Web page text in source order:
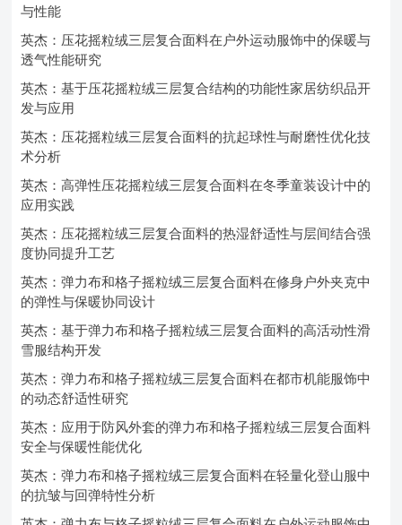
与性能
英杰：压花摇粒绒三层复合面料在户外运动服饰中的保暖与
透气性能研究
英杰：基于压花摇粒绒三层复合结构的功能性家居纺织品开
发与应用
英杰：压花摇粒绒三层复合面料的抗起球性与耐磨性优化技
术分析
英杰：高弹性压花摇粒绒三层复合面料在冬季童装设计中的
应用实践
英杰：压花摇粒绒三层复合面料的热湿舒适性与层间结合强
度协同提升工艺
英杰：弹力布和格子摇粒绒三层复合面料在修身户外夹克中
的弹性与保暖协同设计
英杰：基于弹力布和格子摇粒绒三层复合面料的高活动性滑
雪服结构开发
英杰：弹力布和格子摇粒绒三层复合面料在都市机能服饰中
的动态舒适性研究
英杰：应用于防风外套的弹力布和格子摇粒绒三层复合面料
安全与保暖性能优化
英杰：弹力布和格子摇粒绒三层复合面料在轻量化登山服中
的抗皱与回弹特性分析